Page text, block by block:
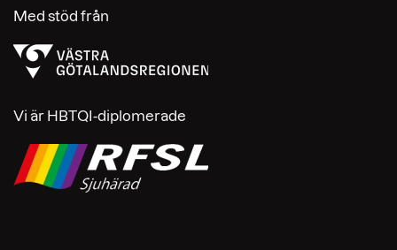
Med stöd från
Vi är HBTQI-diplomerade